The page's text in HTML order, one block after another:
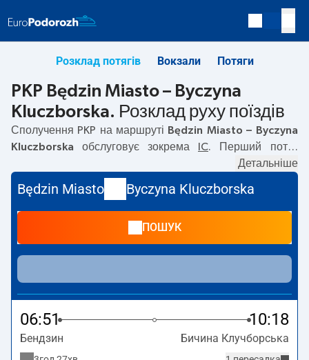
Розклад потягів Вокзали Потяги
PKP Będzin Miasto – Byczyna
Kluczborska. Розклад руху поїздів
Сполучення PKP на маршруті Będzin Miasto – Byczyna
Kluczborska обслуговує зокрема IC. Перший потяг
з вокзалу PKP Będzin Miasto. Останній
потяг до Byczyna Kluczborska вирушає о 17:47. На
маршруті Będzin Miasto–Byczyna Kluczborskaкурсують
також інші потяги:— пропонують нижчу ціну квитка і
зазвичай довший час подорожі. Потяг завершує
маршрут на станції Byczyna Kluczborska.
Детальніше
Będzin Miasto Byczyna Kluczborska
ПОШУК
06:51 10:18
Бендзин Бичина Клучборська